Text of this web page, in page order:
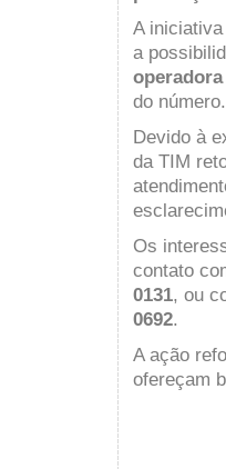
A
a
operadora
do número.
Devido à
da TIM
Os
contato
0131, ou
0692.
A ação
ofereçam